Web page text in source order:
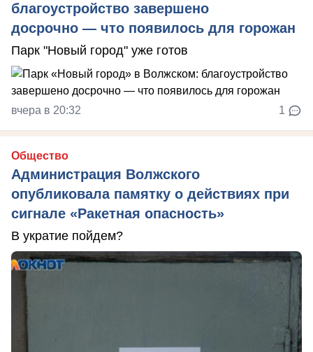
благоустройство завершено
досрочно — что появилось для горожан
Парк "Новый город" уже готов
вчера в 20:32 1
Общество
Администрация Волжского
опубликовала памятку о действиях при
сигнале «Ракетная опасность»
В укратие пойдем?